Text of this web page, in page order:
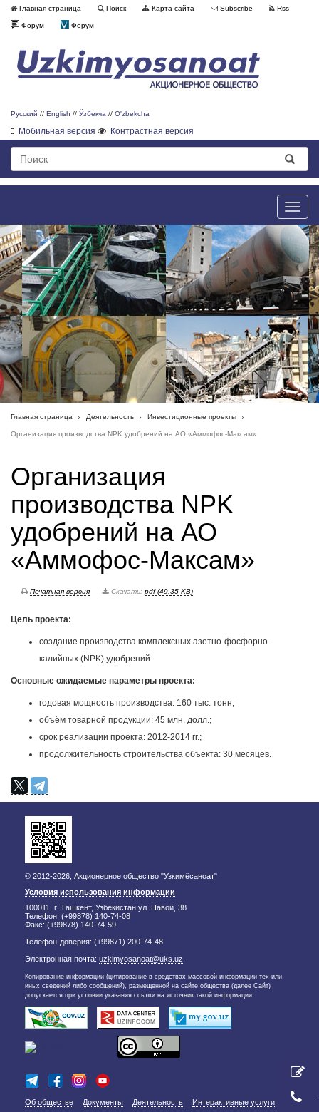
Главная страница Поиск Карта сайта Subscribe Rss
Форум Форум
Русский // English // Ўзбекча // O'zbekcha
Мобильная версия Контрастная версия
Toggle
Главная страница Деятельность Инвестиционные проекты
Организация производства NPK удобрений на АО «Аммофос-Максам»
Организация
производства NPK
удобрений на АО
«Аммофос-Максам»
Печатная версия Скачать: pdf (49.35 KB)
Цель проекта:
создание производства комплексных азотно-фосфорно-
калийных (NPK) удобрений.
Основные ожидаемые параметры проекта:
годовая мощность производства: 160 тыс. тонн;
объём товарной продукции: 45 млн. долл.;
срок реализации проекта: 2012-2014 гг.;
продолжительность строительства объекта: 30 месяцев.
© 2012-2026, Акционерное общество "Узкимёсаноат"
Условия использования информации
100011, г. Ташкент, Узбекистан ул. Навои, 38
Телефон: (+99878) 140-74-08
Факс: (+99878) 140-74-59
Телефон-доверия: (+99871) 200-74-48
Электронная почта: uzkimyosanoat@uks.uz
Копирование информации (цитирование в средствах массовой информации тех или
иных сведений либо сообщений), размещенной на сайте общества (далее Сайт)
допускается при условии указания ссылки на источник такой информации.
Об обществе Документы Деятельность
Интерактивные услуги